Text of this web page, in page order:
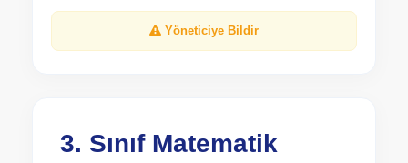
Yöneticiye Bildir
3. Sınıf Matematik